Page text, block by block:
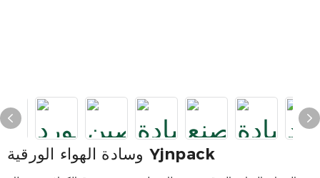
وسادة الهواء الورقية Yjnpack